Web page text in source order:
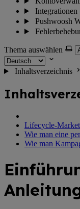
Integrationen
Pushwoosh
Thema auswählen
Inhaltsverzeichnis
Lifecycle-
Wie man eine
Wie man